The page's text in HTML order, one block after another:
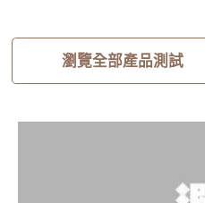
瀏覽全部產品測試